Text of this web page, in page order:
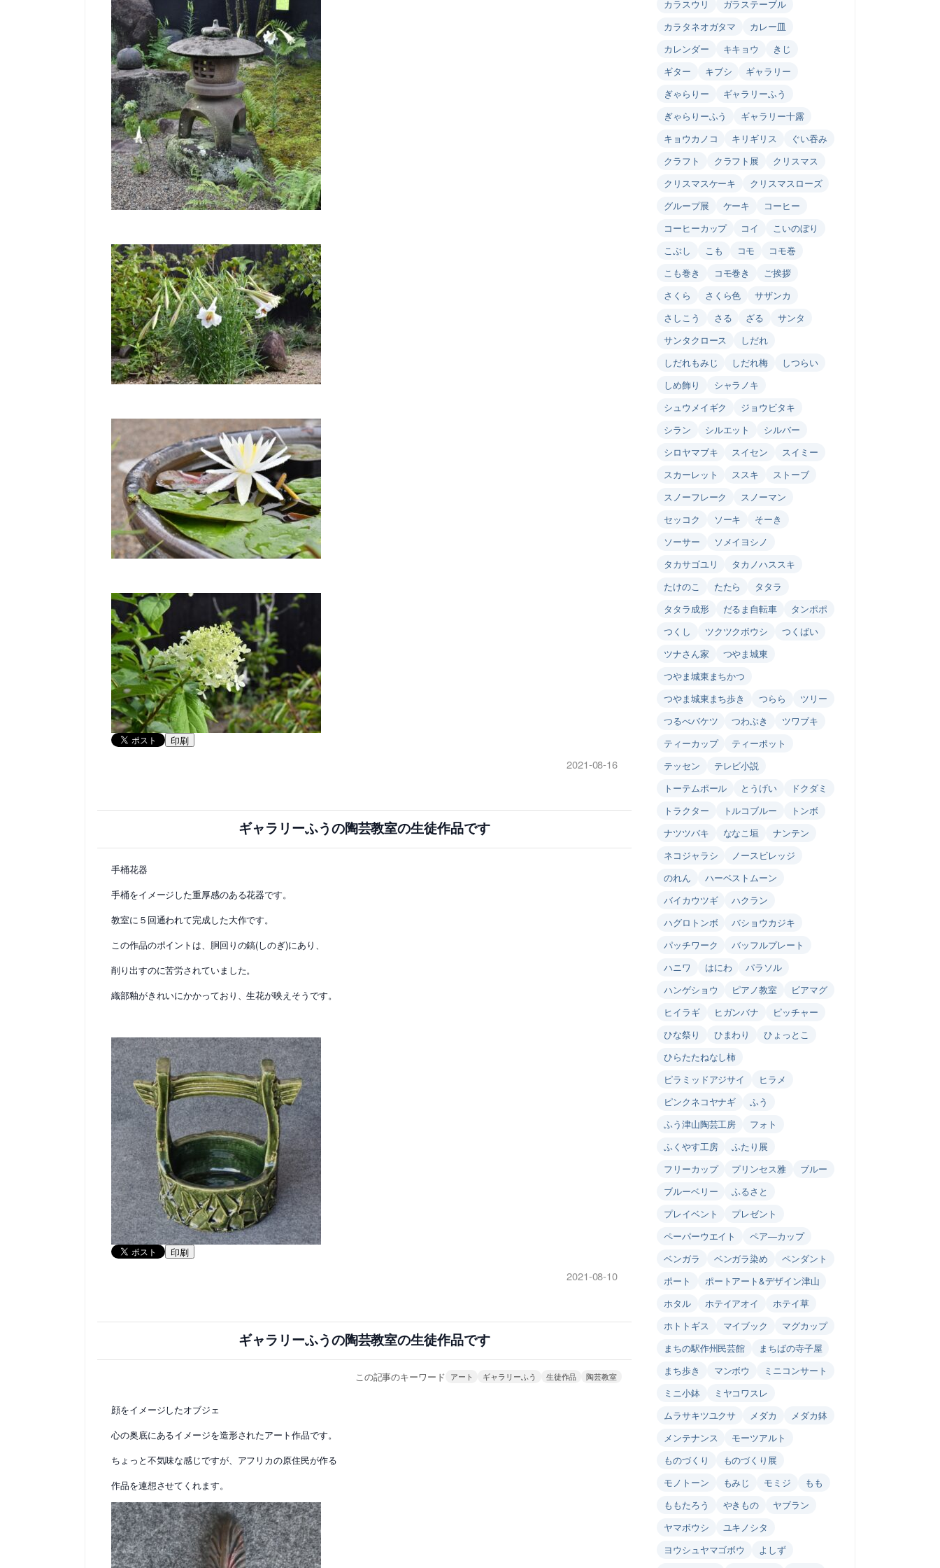
印刷
2021-08-16
ギャラリーふうの陶芸教室の生徒作品です
手桶花器
手桶をイメージした重厚感のある花器です。
教室に５回通われて完成した大作です。
この作品のポイントは、胴回りの鎬(しのぎ)にあり、
削り出すのに苦労されていました。
織部釉がきれいにかかっており、生花が映えそうです。
印刷
2021-08-10
ギャラリーふうの陶芸教室の生徒作品です
この記事のキーワード アート ギャラリーふう 生徒作品 陶芸教室
顔をイメージしたオブジェ
心の奥底にあるイメージを造形されたアート作品です。
ちょっと不気味な感じですが、アフリカの原住民が作る
作品を連想させてくれます。
カラスウリ
ガラステーブル
カラタネオガタマ
カレー皿
カレンダー
キキョウ
きじ
ギター
キブシ
ギャラリー
ぎゃらりー
ギャラリーふう
ぎゃらりーふう
ギャラリー十露
キョウカノコ
キリギリス
ぐい吞み
クラフト
クラフト展
クリスマス
クリスマスケーキ
クリスマスローズ
グループ展
ケーキ
コーヒー
コーヒーカップ
コイ
こいのぼり
こぶし
こも コモ
コモ巻
こも巻き
コモ巻き
ご挨拶
さくら
さくら色
サザンカ
さしこう
さる ざる
サンタ
サンタクロース
しだれ
しだれもみじ
しだれ梅
しつらい
しめ飾り
シャラノキ
シュウメイギク
ジョウビタキ
シラン
シルエット
シルバー
シロヤマブキ
スイセン
スイミー
スカーレット
ススキ
ストーブ
スノーフレーク
スノーマン
セッコク
ソーキ
そーき
ソーサー
ソメイヨシノ
タカサゴユリ
タカノハススキ
たけのこ
たたら
タタラ
タタラ成形
だるま自転車
タンポポ
つくし
ツクツクボウシ
つくばい
ツナさん家
つやま城東
つやま城東まちかつ
つやま城東まち歩き
つらら
ツリー
つるべバケツ
つわぶき
ツワブキ
ティーカップ
ティーポット
テッセン
テレビ小説
トーテムポール
とうげい
ドクダミ
トラクター
トルコブルー
トンボ
ナツツバキ
ななこ垣
ナンテン
ネコジャラシ
ノースビレッジ
のれん
ハーベストムーン
バイカウツギ
ハクラン
ハグロトンボ
バショウカジキ
パッチワーク
バッフルプレート
ハニワ
はにわ
パラソル
ハンゲショウ
ピアノ教室
ビアマグ
ヒイラギ
ヒガンバナ
ピッチャー
ひな祭り
ひまわり
ひょっとこ
ひらたたねなし柿
ピラミッドアジサイ
ヒラメ
ピンクネコヤナギ
ふう
ふう津山陶芸工房
フォト
ふくやす工房
ふたり展
フリーカップ
プリンセス雅
ブルー
ブルーベリー
ふるさと
プレイベント
プレゼント
ペーパーウエイト
ペア―カップ
ベンガラ
ベンガラ染め
ペンダント
ポート
ポートアート&デザイン津山
ホタル
ホテイアオイ
ホテイ草
ホトトギス
マイブック
マグカップ
まちの駅作州民芸館
まちばの寺子屋
まち歩き
マンボウ
ミニコンサート
ミニ小鉢
ミヤコワスレ
ムラサキツユクサ
メダカ
メダカ鉢
メンテナンス
モーツアルト
ものづくり
ものづくり展
モノトーン
もみじ モミジ
もも
ももたろう
やきもの
ヤブラン
ヤマボウシ
ユキノシタ
ヨウシュヤマゴボウ
よしず